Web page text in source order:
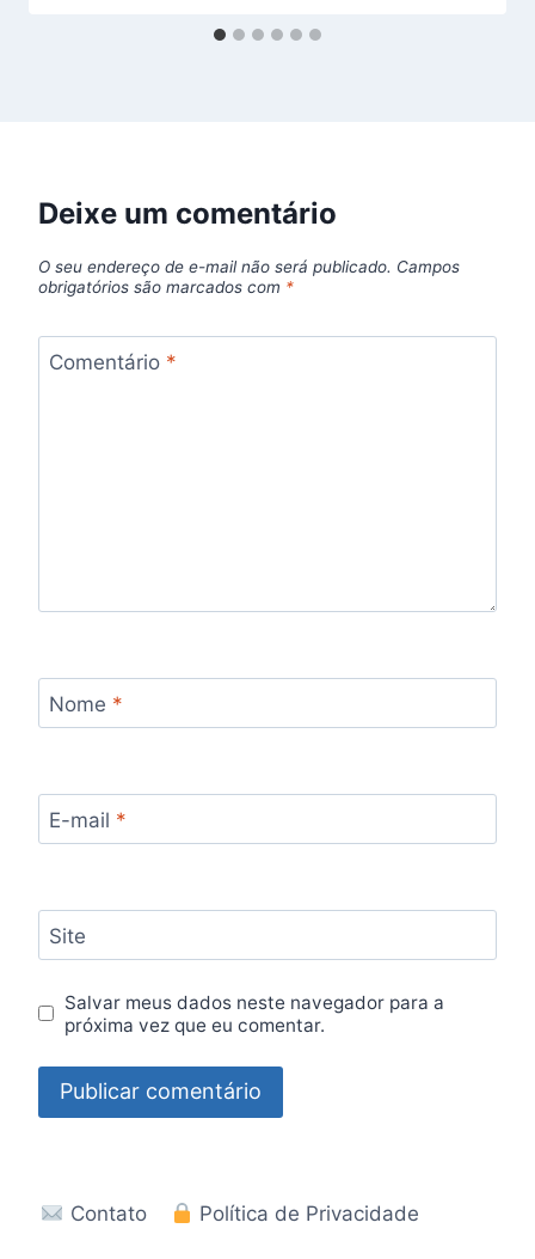
Deixe um comentário
O seu endereço de e-mail não será publicado. Campos
obrigatórios são marcados com *
Comentário *
Nome *
E-mail *
Site
Salvar meus dados neste navegador para a
próxima vez que eu comentar.
Contato Política de Privacidade